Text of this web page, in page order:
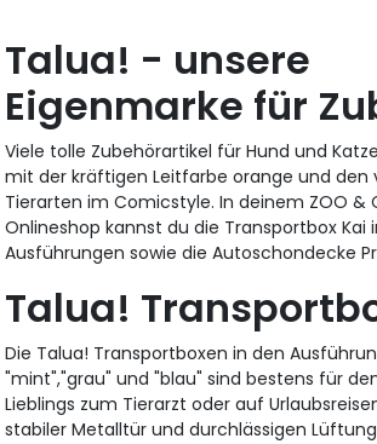
Talua! - unsere
Eigenmarke für
Viele tolle Zubehörartikel für Hund und
mit der kräftigen Leitfarbe orange und den
Tierarten im Comicstyle. In deinem ZOO &
Onlineshop kannst du die Transportbox Kai
Ausführungen sowie die Autoschondecke
Talua!
Die Talua! Transportboxen in den
"mint","grau" und "blau" sind bestens für
Lieblings zum Tierarzt oder auf
stabiler Metalltür und durchlässigen